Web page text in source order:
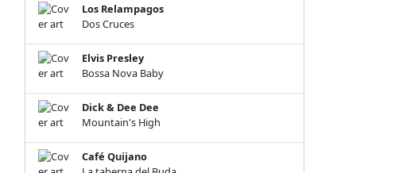
Los Relampagos
Dos Cruces
Elvis Presley
Bossa Nova Baby
Dick & Dee Dee
Mountain's High
Café Quijano